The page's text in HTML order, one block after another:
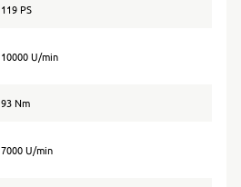
119 PS
10000 U/min
93 Nm
7000 U/min